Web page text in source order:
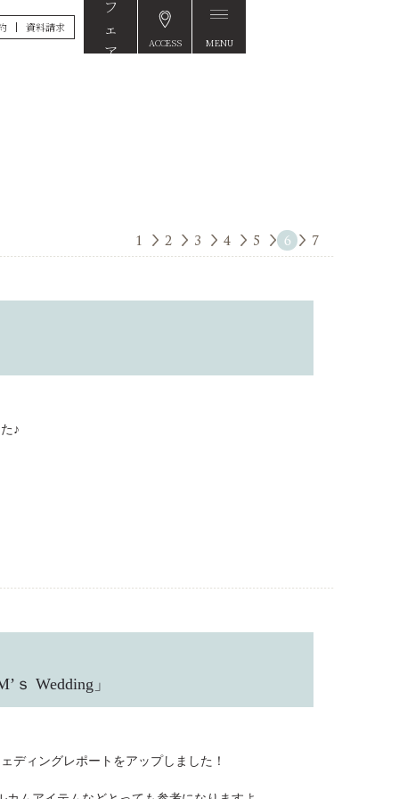
資料請求
ACCESS MENU
♪
Wedding」
ディングレポートをアップしました！